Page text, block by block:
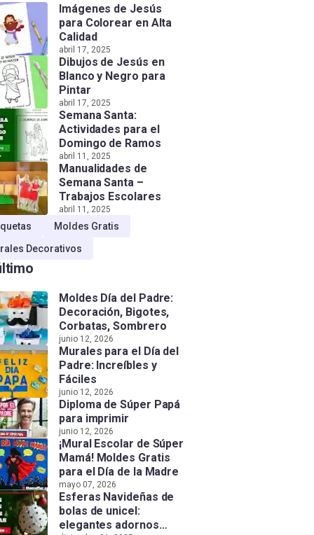
Imágenes de Jesús
para Colorear en Alta
Calidad
abril 17, 2025
Dibujos de Jesús en
Blanco y Negro para
Pintar
abril 17, 2025
Semana Santa:
Actividades para el
Domingo de Ramos
abril 11, 2025
Manualidades de
Semana Santa –
Trabajos Escolares
abril 11, 2025
Moldes Gratis
Decorativos
Moldes Día del Padre:
Decoración, Bigotes,
Corbatas, Sombrero
junio 12, 2026
Murales para el Día del
Padre: Increíbles y
Fáciles
junio 12, 2026
Diploma de Súper Papá
para imprimir
junio 12, 2026
¡Mural Escolar de Súper
Mamá! Moldes Gratis
para el Día de la Madre
mayo 07, 2026
Esferas Navideñas de
bolas de unicel:
elegantes adornos